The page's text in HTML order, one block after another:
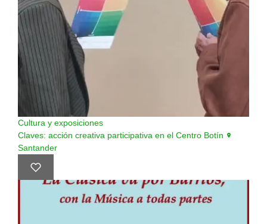
Cultura y exposiciones
Claves: acción creativa participativa en el Centro Botín
Santander